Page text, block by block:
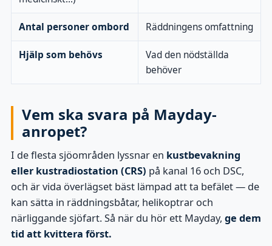
Antal personer ombord Räddningens omfattning
Hjälp som behövs
Vad den nödställda
behöver
Vem ska svara på Mayday-
anropet?
I de flesta sjöområden lyssnar en kustbevakning
eller kustradiostation (CRS) på kanal 16 och DSC,
och är vida överlägset bäst lämpad att ta befälet — de
kan sätta in räddningsbåtar, helikoptrar och
närliggande sjöfart. Så när du hör ett Mayday, ge dem
tid att kvittera först.